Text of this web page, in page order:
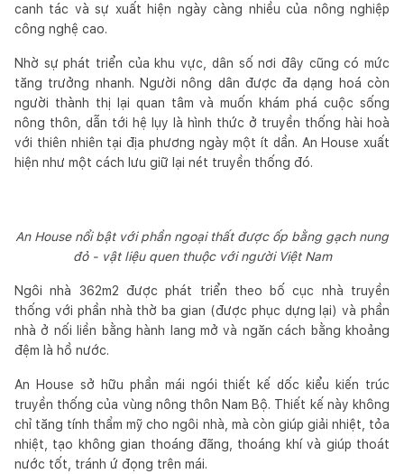
canh tác và sự xuất hiện ngày càng nhiều của nông nghiệp
công nghệ cao.
Nhờ sự phát triển của khu vực, dân số nơi đây cũng có mức
tăng trưởng nhanh. Người nông dân được đa dạng hoá còn
người thành thị lại quan tâm và muốn khám phá cuộc sống
nông thôn, dẫn tới hệ lụy là hình thức ở truyền thống hài hoà
với thiên nhiên tại địa phương ngày một ít dần. An House xuất
hiện như một cách lưu giữ lại nét truyền thống đó.
An House nổi bật với phần ngoại thất được ốp bằng gạch nung
đỏ - vật liệu quen thuộc với người Việt Nam
Ngôi nhà 362m2 được phát triển theo bố cục nhà truyền
thống với phần nhà thờ ba gian (được phục dựng lại) và phần
nhà ở nối liền bằng hành lang mở và ngăn cách bằng khoảng
đệm là hồ nước.
An House sở hữu phần mái ngói thiết kế dốc kiểu kiến trúc
truyền thống của vùng nông thôn Nam Bộ. Thiết kế này không
chỉ tăng tính thẩm mỹ cho ngôi nhà, mà còn giúp giải nhiệt, tỏa
nhiệt, tạo không gian thoáng đãng, thoáng khí và giúp thoát
nước tốt, tránh ứ đọng trên mái.